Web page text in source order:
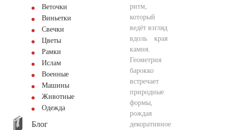
Веточки
Виньетки
Свечки
Цветы
Рамки
Ислам
Военные
Машины
Животные
Одежда
Блог
ритм,
который
ведёт взгляд
вдоль края
камня.
Геометрия
барокко
встречает
природные
формы,
рождая
декоративное